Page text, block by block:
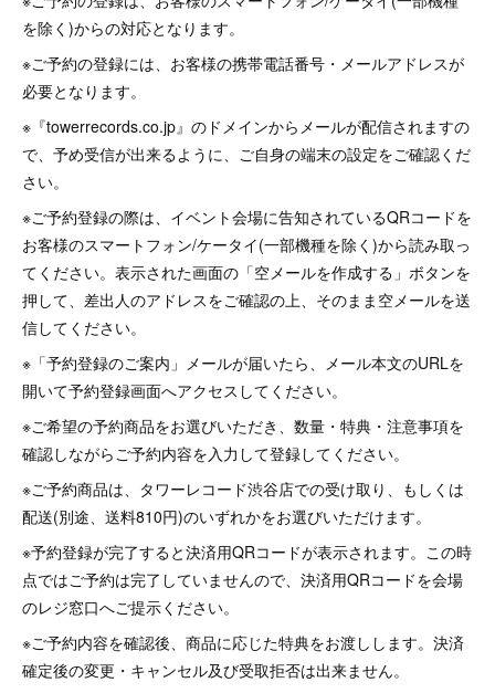
を除く)からの対応となります。
※ご予約の登録には、お客様の携帯電話番号・メールアドレスが
必要となります。
※『towerrecords.co.jp』のドメインからメールが配信されますの
で、予め受信が出来るように、ご自身の端末の設定をご確認くだ
さい。
※ご予約登録の際は、イベント会場に告知されているQRコードを
お客様のスマートフォン/ケータイ(一部機種を除く)から読み取っ
てください。表示された画面の「空メールを作成する」ボタンを
押して、差出人のアドレスをご確認の上、そのまま空メールを送
信してください。
※「予約登録のご案内」メールが届いたら、メール本文のURLを
開いて予約登録画面へアクセスしてください。
※ご希望の予約商品をお選びいただき、数量・特典・注意事項を
確認しながらご予約内容を入力して登録してください。
※ご予約商品は、タワーレコード渋谷店での受け取り、もしくは
配送(別途、送料810円)のいずれかをお選びいただけます。
※予約登録が完了すると決済用QRコードが表示されます。この時
点ではご予約は完了していませんので、決済用QRコードを会場
のレジ窓口へご提示ください。
※ご予約内容を確認後、商品に応じた特典をお渡しします。決済
確定後の変更・キャンセル及び受取拒否は出来ません。